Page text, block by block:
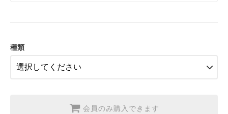
【2026/9/20〆10月発送予定分】
種類
会員のみ購入できます